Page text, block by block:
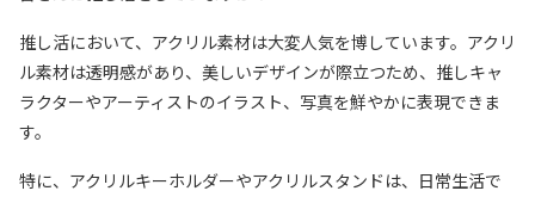
推し活において、アクリル素材は大変人気を博しています。アクリ
ル素材は透明感があり、美しいデザインが際立つため、推しキャ
ラクターやアーティストのイラスト、写真を鮮やかに表現できま
す。
特に、アクリルキーホルダーやアクリルスタンドは、日常生活で